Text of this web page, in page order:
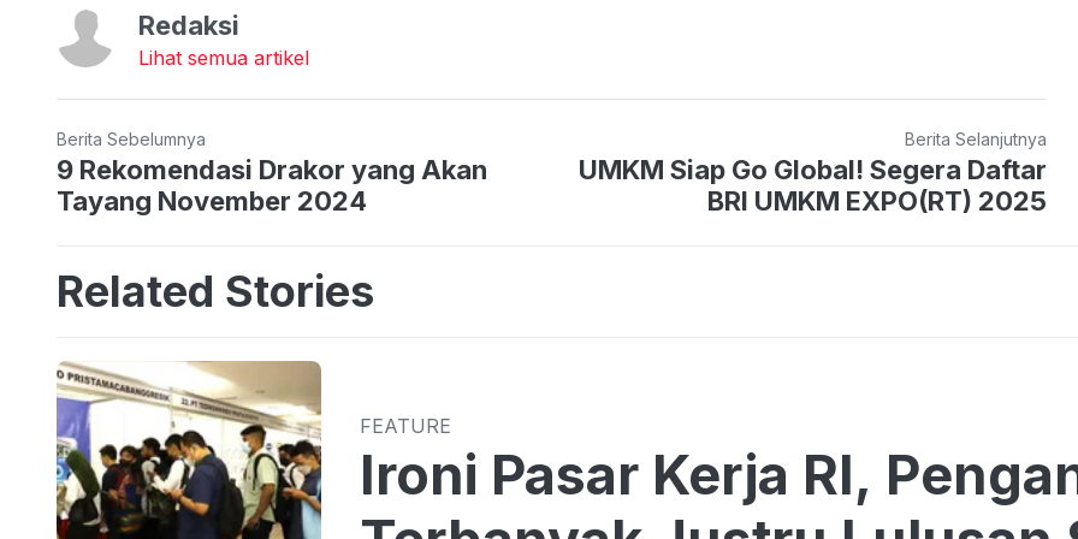
Redaksi
Lihat semua artikel
Berita Sebelumnya
9 Rekomendasi Drakor yang Akan
Tayang November 2024
Berita Selanjutnya
UMKM Siap Go Global! Segera Daftar
BRI UMKM EXPO(RT) 2025
Related Stories
FEATURE
Ironi Pasar Kerja RI,